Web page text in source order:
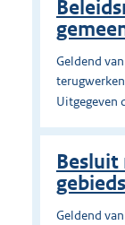
Geldend
Uitgegeven
Besluit
Geldend